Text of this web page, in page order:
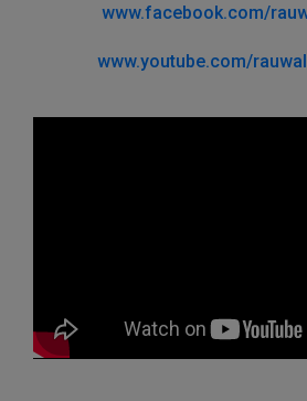
www.facebook.com/
www.youtube.com/